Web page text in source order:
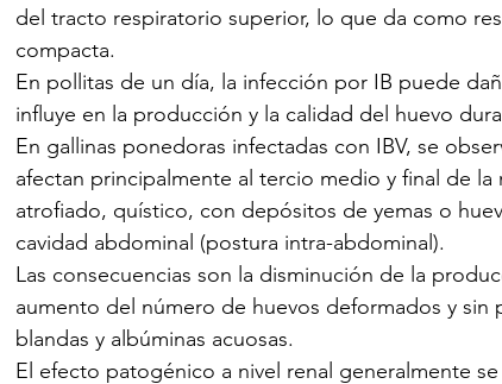
del tracto respiratorio superior, lo que da como
compacta.
En pollitas de un día, la infección por IB puede
influye en la producción y la calidad del huevo
En gallinas ponedoras infectadas con IBV, se
afectan principalmente al tercio medio y final de
atrofiado, quístico, con depósitos de yemas o
cavidad abdominal (postura intra-abdominal).
Las consecuencias son la disminución de la
aumento del número de huevos deformados y sin
blandas y albúminas acuosas.
El efecto patogénico a nivel renal generalmente